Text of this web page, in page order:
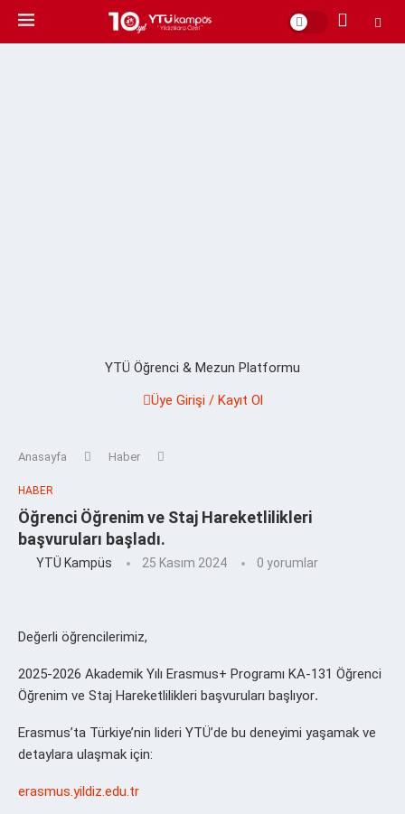
YTÜ Öğrenci & Mezun Platformu
Üye Girişi / Kayıt Ol
Anasayfa Haber
HABER
Öğrenci Öğrenim ve Staj Hareketlilikleri
başvuruları başladı.
YTÜ Kampüs 25 Kasım 2024 0 yorumlar
Değerli öğrencilerimiz,
2025-2026 Akademik Yılı Erasmus+ Programı KA-131 Öğrenci
Öğrenim ve Staj Hareketlilikleri başvuruları başlıyor.
Erasmus’ta Türkiye’nin lideri YTÜ’de bu deneyimi yaşamak ve
detaylara ulaşmak için:
erasmus.yildiz.edu.tr